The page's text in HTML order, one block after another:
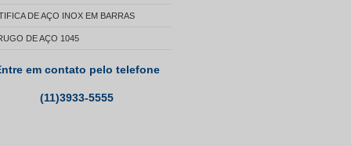
DE AÇO INOX EM BARRAS
DE AÇO 1045
em contato pelo telefone
(11)3933-5555